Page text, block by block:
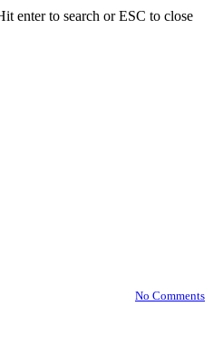
enter to search or ESC to close
No Comments